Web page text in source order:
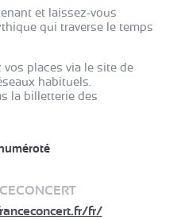
et laissez-vous
qui traverse le temps
vos places via le site de
habituels.
la billetterie des
fr/